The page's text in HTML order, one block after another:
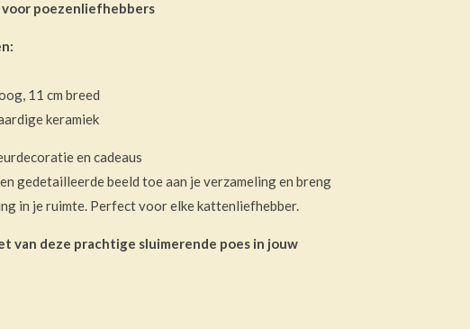
poezenliefhebbers
11 cm breed
keramiek
en cadeaus
gedetailleerde beeld toe aan je verzameling en breng
in je ruimte. Perfect voor elke kattenliefhebber.
van deze prachtige sluimerende poes in jouw